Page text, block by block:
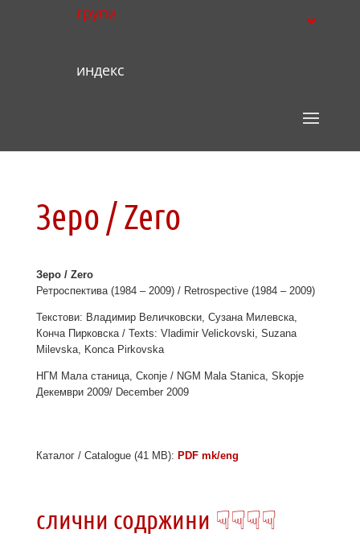
групи
индекс
Зеро / Zero
Зеро / Zero
Ретроспектива (1984 – 2009) / Retrospective (1984 – 2009)
Текстови: Владимир Величковски, Сузана Милевска,
Конча Пирковска / Texts: Vladimir Velickovski, Suzana
Milevska, Konca Pirkovska
НГМ Мала станица, Скопје / NGM Mala Stanica, Skopje
Декември 2009/ December 2009
Каталог / Catalogue (41 MB): PDF mk/eng
слични содржини ☟☟☟☟